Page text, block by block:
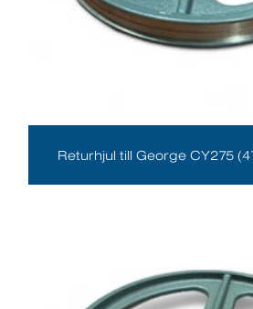
Returhjul till George CY275